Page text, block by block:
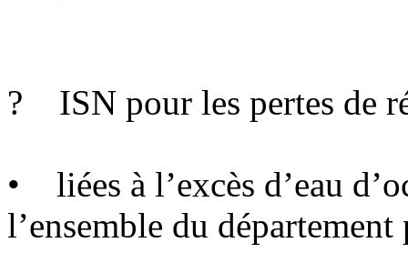
? ISN pour les pertes de
• liées à l’excès d’eau
l’ensemble du département